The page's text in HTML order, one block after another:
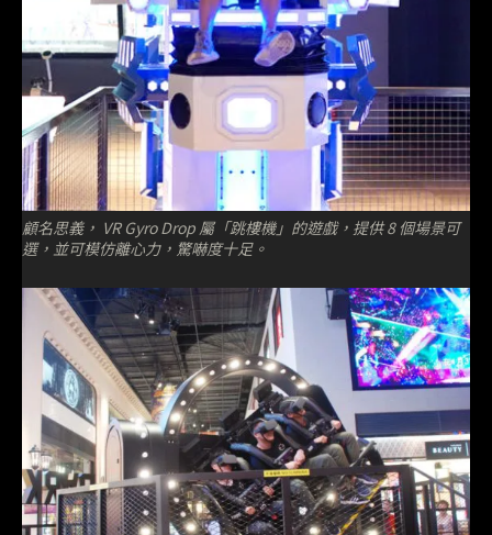
顧名思義， VR Gyro Drop 屬「跳樓機」的遊戲，提供 8 個場景可
選，並可模仿離心力，驚嚇度十足。